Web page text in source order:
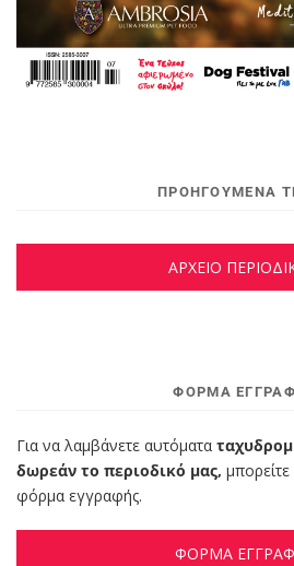
ΠΡΟΗΓΟΥΜΕΝΑ
ΑΡΧΕΙΟ
ΦΌΡΜΑ
Για να λαμβάνετε αυτόματα
δωρεάν το περιοδικό μας,
φόρμα εγγραφής.
ΦΟΡΜΑ